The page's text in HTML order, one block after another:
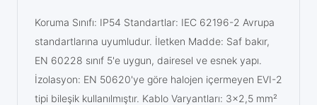
Koruma Sınıfı: IP54 Standartlar: IEC 62196-2 Avrupa
standartlarına uyumludur. İletken Madde: Saf bakır,
EN 60228 sınıf 5'e uygun, dairesel ve esnek yapı.
İzolasyon: EN 50620'ye göre halojen içermeyen EVI-2
tipi bileşik kullanılmıştır. Kablo Varyantları: 3x2,5 mm²